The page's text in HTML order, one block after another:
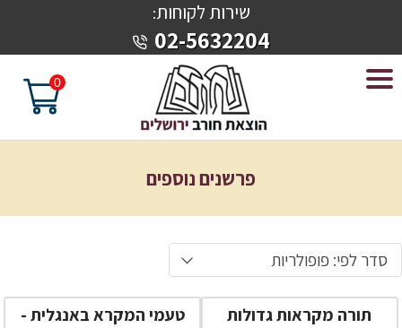
שירות לקוחות:
02-5632204
0
פרשנים נוספים
סדר לפי: פופולריות
תורה מקראות גדולות
טעמי המקרא באנגלית -